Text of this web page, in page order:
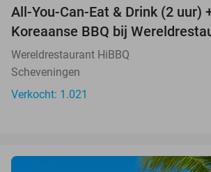
All-You-Can-Eat & Drink (2 uur)
Koreaanse BBQ bij
Wereldrestaurant HiBBQ
Scheveningen
Verkocht: 1.021